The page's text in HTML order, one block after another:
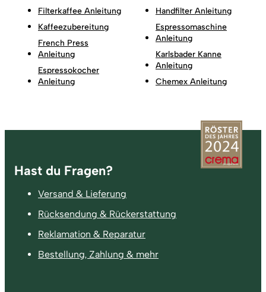
Filterkaffee Anleitung
Kaffeezubereitung
French Press
Anleitung
Espressokocher
Anleitung
Handfilter Anleitung
Espressomaschine
Anleitung
Karlsbader Kanne
Anleitung
Chemex Anleitung
Fußzeile
Hast du Fragen?
Versand & Lieferung
Rücksendung & Rückerstattung
Reklamation & Reparatur
Bestellung, Zahlung & mehr